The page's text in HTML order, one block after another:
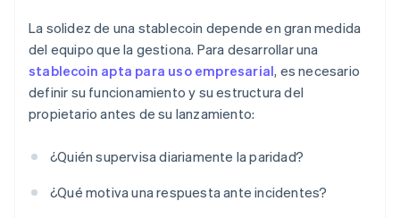
La solidez de una stablecoin depende en gran medida
del equipo que la gestiona. Para desarrollar una
stablecoin apta para uso empresarial, es necesario
definir su funcionamiento y su estructura del
propietario antes de su lanzamiento:
¿Quién supervisa diariamente la paridad?
¿Qué motiva una respuesta ante incidentes?